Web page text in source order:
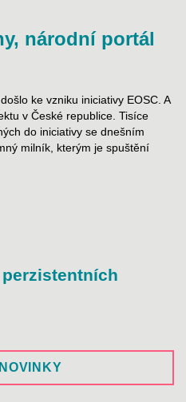
národní portál
ke vzniku iniciativy EOSC. A
v České republice. Tisíce
do iniciativy se dnešním
milník, kterým je spuštění